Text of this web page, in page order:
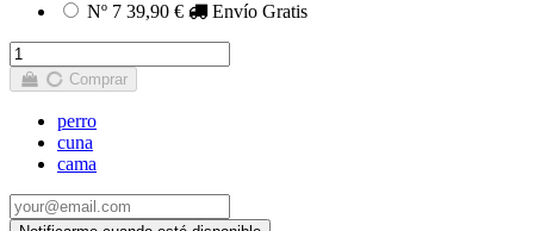
Nº 7 39,90 € Envío Gratis
Comprar
perro
cuna
cama